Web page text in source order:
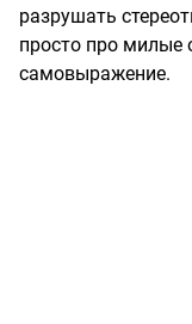
разрушать
просто про милые
самовыражение.